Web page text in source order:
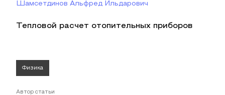
Шамсетдинов Альфред Ильдарович
Тепловой расчет отопительных приборов
Физика
Автор статьи